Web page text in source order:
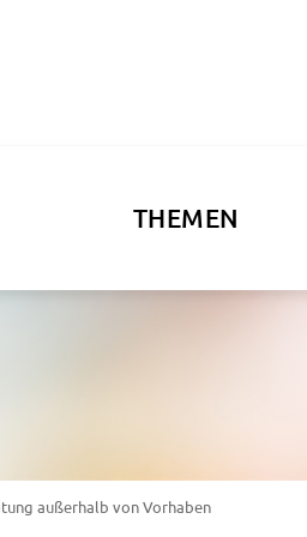
THEMEN
außer­halb von Vorha­ben